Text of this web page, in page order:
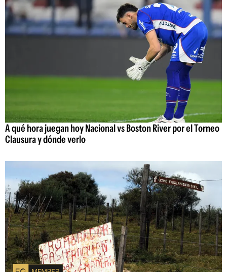
A qué hora juegan hoy Nacional vs Boston River por el Torneo
Clausura y dónde verlo